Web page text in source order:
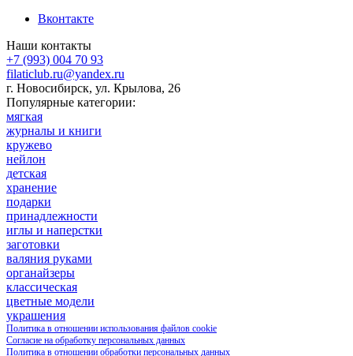
Вконтакте
Наши контакты
+7 (993) 004 70 93
filaticlub.ru@yandex.ru
г. Новосибирск, ул. Крылова, 26
Популярные категории:
мягкая
журналы и книги
кружево
нейлон
детская
хранение
подарки
принадлежности
иглы и наперстки
заготовки
валяния руками
органайзеры
классическая
цветные модели
украшения
Политика в отношении использования файлов cookie
Согласие на обработку персональных данных
Политика в отношении обработки персональных данных